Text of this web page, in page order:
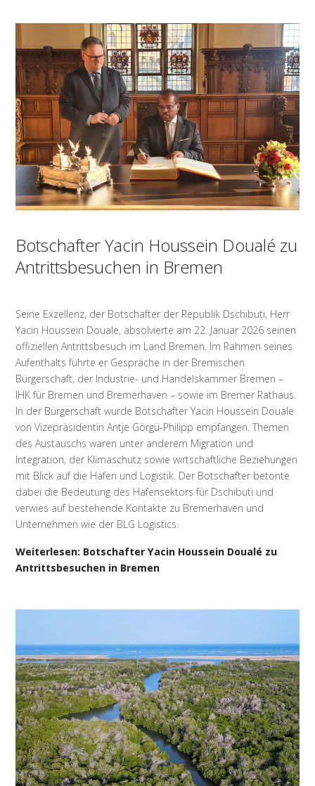
Botschafter Yacin Houssein Doualé zu
Antrittsbesuchen in Bremen
Seine Exzellenz, der Botschafter der Republik Dschibuti, Herr
Yacin Houssein Douale, absolvierte am 22. Januar 2026 seinen
offiziellen Antrittsbesuch im Land Bremen. Im Rahmen seines
Aufenthalts führte er Gespräche in der Bremischen
Bürgerschaft, der Industrie- und Handelskammer Bremen –
IHK für Bremen und Bremerhaven – sowie im Bremer Rathaus.
In der Bürgerschaft wurde Botschafter Yacin Houssein Douale
von Vizepräsidentin Antje Görgü-Philipp empfangen. Themen
des Austauschs waren unter anderem Migration und
Integration, der Klimaschutz sowie wirtschaftliche Beziehungen
mit Blick auf die Häfen und Logistik. Der Botschafter betonte
dabei die Bedeutung des Hafensektors für Dschibuti und
verwies auf bestehende Kontakte zu Bremerhaven und
Unternehmen wie der BLG Logistics.
Weiterlesen: Botschafter Yacin Houssein Doualé zu
Antrittsbesuchen in Bremen